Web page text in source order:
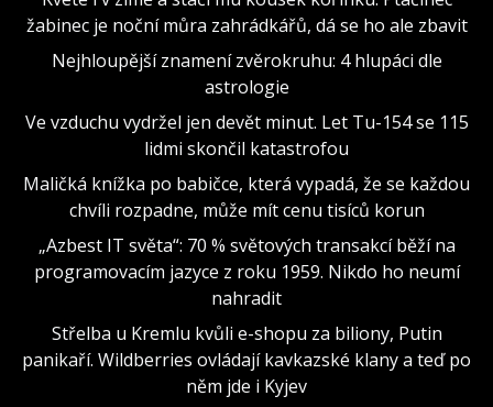
žabinec je noční můra zahrádkářů, dá se ho ale zbavit
Nejhloupější znamení zvěrokruhu: 4 hlupáci dle
astrologie
Ve vzduchu vydržel jen devět minut. Let Tu-154 se 115
lidmi skončil katastrofou
Maličká knížka po babičce, která vypadá, že se každou
chvíli rozpadne, může mít cenu tisíců korun
„Azbest IT světa“: 70 % světových transakcí běží na
programovacím jazyce z roku 1959. Nikdo ho neumí
nahradit
Střelba u Kremlu kvůli e-shopu za biliony, Putin
panikaří. Wildberries ovládají kavkazské klany a teď po
něm jde i Kyjev